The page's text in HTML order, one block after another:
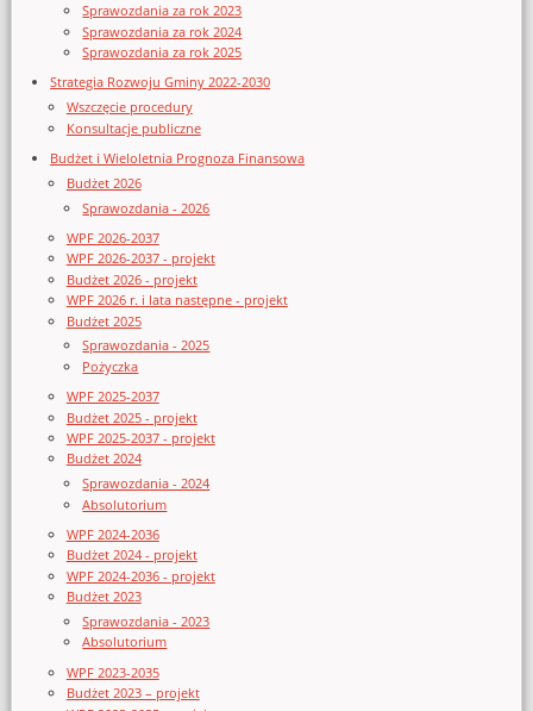
Sprawozdania za rok 2023
Sprawozdania za rok 2024
Sprawozdania za rok 2025
Strategia Rozwoju Gminy 2022-2030
Wszczęcie procedury
Konsultacje publiczne
Budżet i Wieloletnia Prognoza Finansowa
Budżet 2026
Sprawozdania - 2026
WPF 2026-2037
WPF 2026-2037 - projekt
Budżet 2026 - projekt
WPF 2026 r. i lata następne - projekt
Budżet 2025
Sprawozdania - 2025
Pożyczka
WPF 2025-2037
Budżet 2025 - projekt
WPF 2025-2037 - projekt
Budżet 2024
Sprawozdania - 2024
Absolutorium
WPF 2024-2036
Budżet 2024 - projekt
WPF 2024-2036 - projekt
Budżet 2023
Sprawozdania - 2023
Absolutorium
WPF 2023-2035
Budżet 2023 – projekt